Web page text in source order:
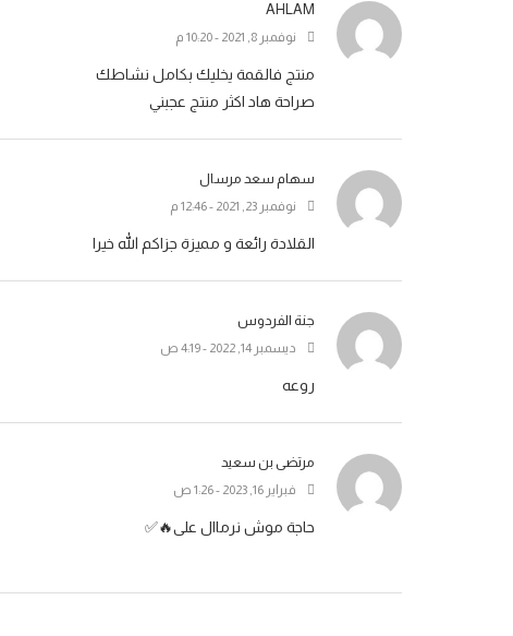
AHLAM
نوفمبر 8, 2021 - 10:20 م
منتج فالقمة يخليك بكامل نشاطك
صراحة هاد اكثر منتج عجبني
سهام سعد مرسال
نوفمبر 23, 2021 - 12:46 م
القلادة رائعة و مميزة جزاكم الله خيرا
جنة الفردوس
ديسمبر 14, 2022 - 4:19 ص
روعه
مرتضى بن سعيد
فبراير 16, 2023 - 1:26 ص
حاجة موش نرماال على🔥✅